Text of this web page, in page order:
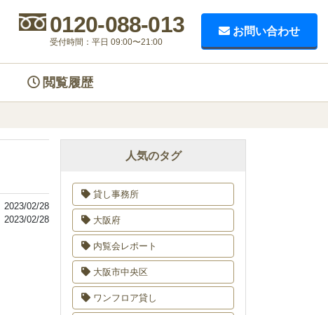
0120-088-013
受付時間：平日 09:00〜21:00
お問い合わせ
閲覧履歴
2023/02/28
2023/02/28
人気のタグ
貸し事務所
大阪府
内覧会レポート
大阪市中央区
ワンフロア貸し